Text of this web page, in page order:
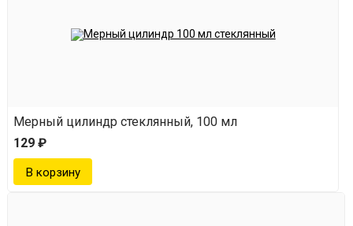
Мерный цилиндр стеклянный, 100 мл
129 ₽